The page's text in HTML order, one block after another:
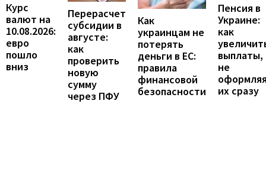
Курс
валют на
10.08.2026:
евро
пошло
вниз
Перерасчет
субсидии в
августе:
как
проверить
новую
сумму
через ПФУ
Как
украинцам не
потерять
деньги в ЕС:
правила
финансовой
безопасности
Пенсия в
Украине:
как
выплаты,
не
их сразу